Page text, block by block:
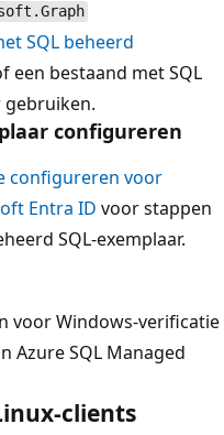
SQL beheerd
een bestaand met SQL
gebruiken.
configureren
configureren voor
Entra ID voor stappen
SQL-exemplaar.
voor Windows-verificatie
Azure SQL Managed
clients